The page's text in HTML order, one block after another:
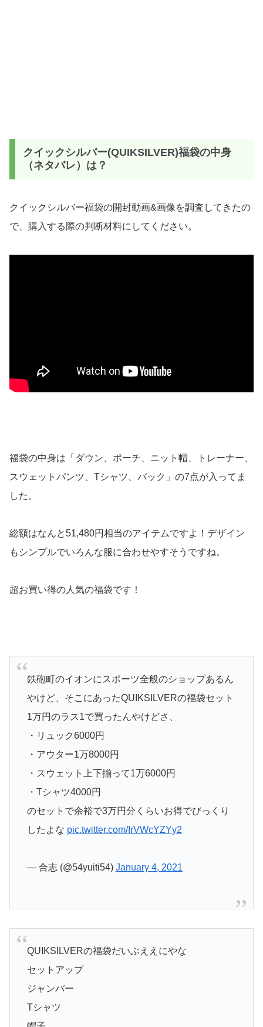
クイックシルバー(QUIKSILVER)福袋の中身
（ネタバレ）は？
クイックシルバー福袋の開封動画&画像を調査してきたの
で、購入する際の判断材料にしてください。
福袋の中身は「ダウン、ポーチ、ニット帽、トレーナー、
スウェットパンツ、Tシャツ、バック」の7点が入ってま
した。
総額はなんと51,480円相当のアイテムですよ！デザイン
もシンプルでいろんな服に合わせやすそうですね。
超お買い得の人気の福袋です！
鉄砲町のイオンにスポーツ全般のショップあるん
やけど、そこにあったQUIKSILVERの福袋セット
1万円のラス1で買ったんやけどさ、
・リュック6000円
・アウター1万8000円
・スウェット上下揃って1万6000円
・Tシャツ4000円
のセットで余裕で3万円分くらいお得でびっくり
したよな pic.twitter.com/IrVWcYZYy2
— 合志 (@54yuiti54) January 4, 2021
QUIKSILVERの福袋だいぶええにやな
セットアップ
ジャンバー
Tシャツ